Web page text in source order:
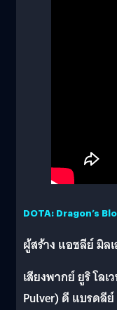
DOTA: Dragon’s
ผู้สร้าง แอชลีย์ มิล
เสียงพากย์ ยูริ โลเ
Pulver) ดี แบรดลีย์